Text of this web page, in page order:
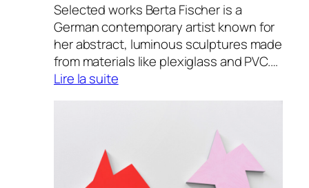
Selected works Berta Fischer is a
German contemporary artist known for
her abstract, luminous sculptures made
from materials like plexiglass and PVC.…
Lire la suite: